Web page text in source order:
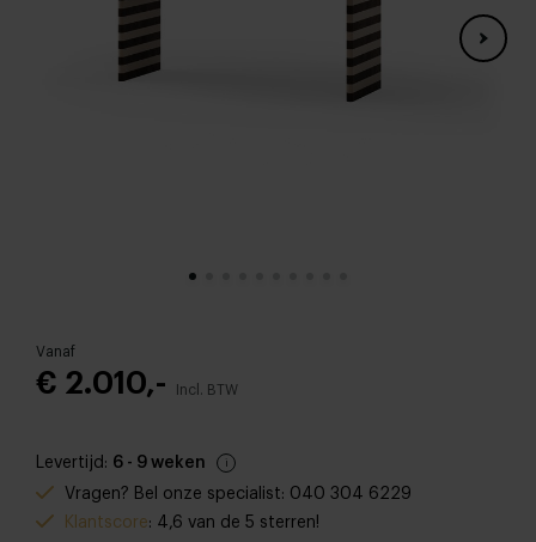
Vanaf
€ 2.010,- Incl. BTW
Levertijd: 6 - 9 weken
Vragen? Bel onze specialist: 040 304 6229
Klantscore: 4,6 van de 5 sterren!